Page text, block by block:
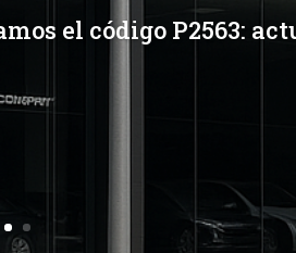
el código P2563: